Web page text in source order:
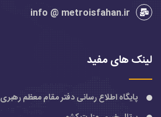
info @ metroisfahan.ir
لینک های مفید
پایگاه اطلاع رسانی دفتر مقام معظم رهبری